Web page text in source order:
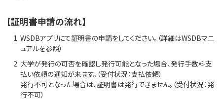
【証明書申請の流れ】
WSDBアプリにて証明書の申請をしてください。（詳細はWSDBマニ
ュアルを参照）
大学が発行の可否を確認し発行可能となった場合、発行手数料支
払い依頼の通知が来ます。（受付状況：支払依頼）
発行不可となった場合は、証明書は発行できません。（受付状況：発
行不可）